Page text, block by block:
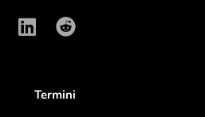
Termini